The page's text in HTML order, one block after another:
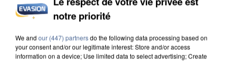
UNE TOURISTE DE L’OISE EMPORTÉE PAR UNE
COULÉE DE BOUE EN HAUTE-SAVOIE
notre priorité
We and our (447) partnersdo the following data processing based on
your consent and/or our legitimate interest: Store and/or access
information on a device; Use limited data to select advertising; Create